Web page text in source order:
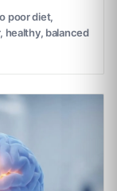
poor diet,
healthy, balanced